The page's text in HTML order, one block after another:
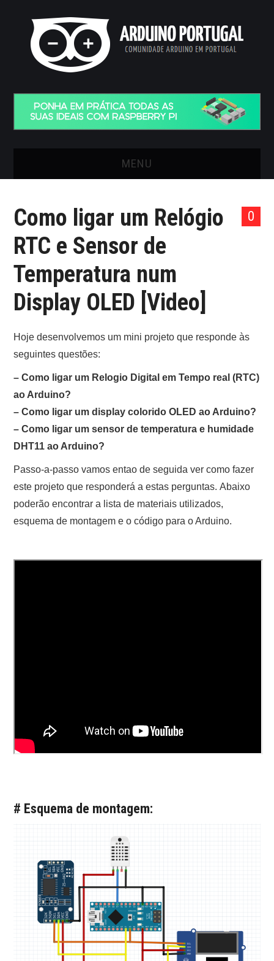
MENU
ARTIGOS
VIDEOS
ONDE COMPRAR O
ARDUINO?
ARDUINO
FORUM
CONTACTOS
0
Como ligar um Relógio
RTC e Sensor de
Temperatura num
Display OLED [Video]
Hoje desenvolvemos um mini projeto que responde às
seguintes questões:
– Como ligar um Relogio Digital em Tempo real (RTC)
ao Arduino?
– Como ligar um display colorido OLED ao Arduino?
– Como ligar um sensor de temperatura e humidade
DHT11 ao Arduino?
Passo-a-passo vamos entao de seguida ver como fazer
este projeto que responderá a estas perguntas. Abaixo
poderão encontrar a lista de materiais utilizados,
esquema de montagem e o código para o Arduino.
# Esquema de montagem: